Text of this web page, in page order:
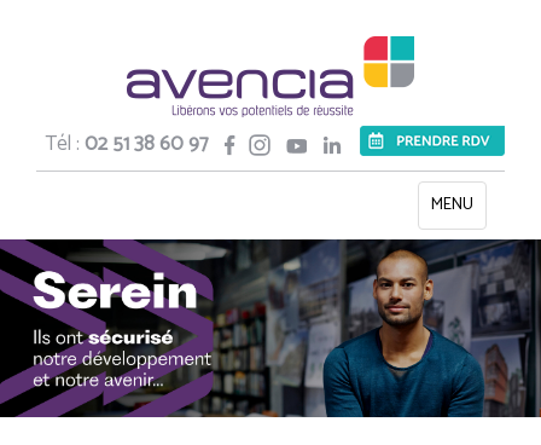
Tél :02 51 38 60 97
Toggle
navigation
MENU